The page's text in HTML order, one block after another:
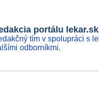
portálu lekar.sk
tím v spolupráci s
odborníkmi.